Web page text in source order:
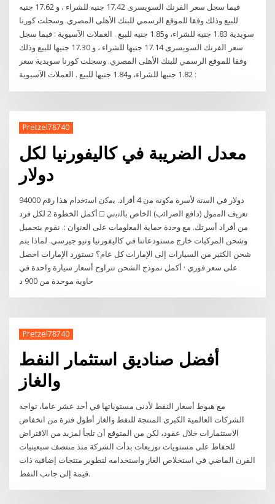
فيما سجل سعر الفرنك السويسرى 17.42 جنيه للشراء ، و 17.62 جنيه
للبيع وذلك وفقا للموقع الرسمي للبنك الأهلى المصري. وسجلت كورنا
سويدية 1.83 جنيه للشراء، و1.85 جنيه للبيع . العملات الآسيوية : فيما سجل
سعر الفرنك السويسرى 17.14 جنيها للشراء ، و 17.30 جنيها للبيع وذلك
وفقا للموقع الرسمي للبنك الأهلى المصري. وسجلت كورنا سويدية سعر
1.82 جنيها للشراء، و1.84 جنيها للبيع . العملات الآسيوية :
Pretzel78740
معدل الضريبة في كاليفورنيا لكل
دولار
94000 دوﻻر ﻓﻲ اﻟﺳﻧﺔ ﻷﺳرة ﻣﮐوﻧﺔ ﻣن 4 أﻓراد. ﯾﻣﮐن اﺳﺗﺧدام ھذا رﻗم
ﺗﻌرﯾف اﻟﻣﻣول (داﻓﻊ اﻟﺿراﺋب) اﻟﺧﺎص ﺑﺎﻟﺗﺑﻧﻲ □ أكمل الخطوة 2 لكل فرد
من أفراد أسرتك. ﻣﻊ وﺣدة ﺣﻣﺎﯾﺔ اﻟﻣﻌﻟوﻣﺎت ﻋﻟﯽ اﻟﻌﻧوان :. نقوم بتحميل
وشحن المركبات خارج مستودعاتنا في كاليفورنيا ونيو جيرسي. لماذا يتم
شحن الكثير من السيارات إلى الإمارات كل عام؟ تستورد الإمارات احصل
على سعر فوري · أكمل نموذج الشحن تتراوح أسعار سيارة واحدة في
حاوية موحدة من 900 د
Pretzel78740
أفضل صناديق استثمار النفط
والغاز
مع هبوط أسعار النفط لأدنى مستوياتها في أحد عشر عاما، تواجه
الشركات العالمية الكبرى المنتجة للنفط والغاز أطول فترة من انخفاض
الاستثمارات خلال عقود، لكن من المتوقع أن تلجأ لمزيد من الاقتراض
للحفاظ على مستويات توزيعات بدأت الشركة منذ منتصف سبعينيات
القرن الماضي في استخلاص الغاز واستخدامه لتطوير منتجات إضافية ذات
قيمة إلى جانب النفط.